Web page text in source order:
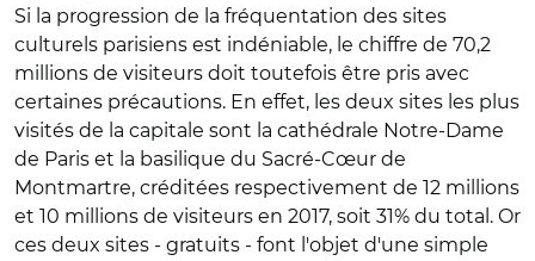
Si la progression de la fréquentation des sites
culturels parisiens est indéniable, le chiffre de 70,2
millions de visiteurs doit toutefois être pris avec
certaines précautions. En effet, les deux sites les plus
visités de la capitale sont la cathédrale Notre-Dame
de Paris et la basilique du Sacré-Cœur de
Montmartre, créditées respectivement de 12 millions
et 10 millions de visiteurs en 2017, soit 31% du total. Or
ces deux sites - gratuits - font l'objet d'une simple